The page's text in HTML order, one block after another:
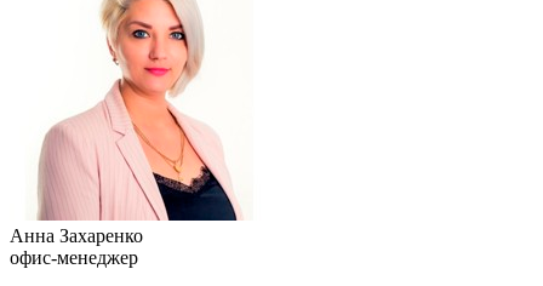
Анна Захаренко
офис-менеджер